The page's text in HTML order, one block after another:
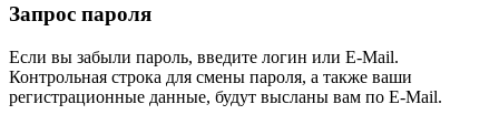
Запрос пароля
Если вы забыли пароль, введите логин или E-Mail.
Контрольная строка для смены пароля, а также ваши
регистрационные данные, будут высланы вам по E-Mail.